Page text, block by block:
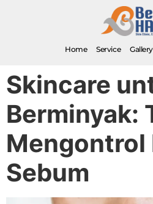
Home Service Gallery
Skincare
Berminyak:
Mengontrol
Sebum